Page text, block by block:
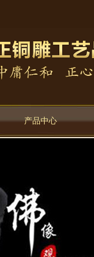
产品中心